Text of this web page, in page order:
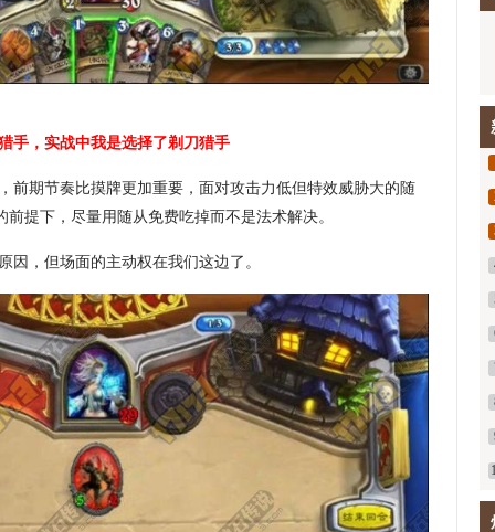
手，实战中我是选择了剃刀猎手
前期节奏比摸牌更加重要，面对攻击力低但特效威胁大的随
提下，尽量用随从免费吃掉而不是法术解决。
因，但场面的主动权在我们这边了。